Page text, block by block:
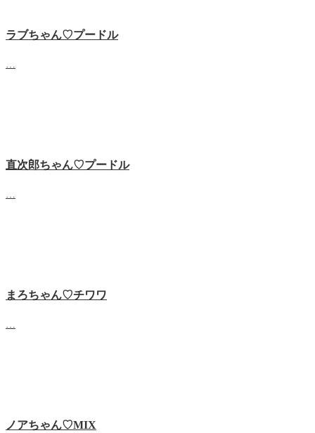
ラブちゃん♡プードル
直次郎ちゃん♡プードル
まろちゃん♡チワワ
ノアちゃん♡‬MIX